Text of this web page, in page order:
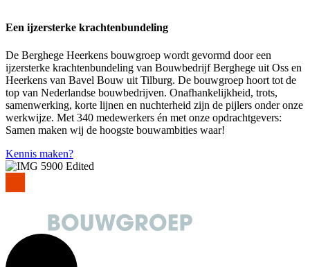
Een ijzersterke krachtenbundeling
De Berghege Heerkens bouwgroep wordt gevormd door een
ijzersterke krachtenbundeling van Bouwbedrijf Berghege uit Oss en
Heerkens van Bavel Bouw uit Tilburg. De bouwgroep hoort tot de
top van Nederlandse bouwbedrijven. Onafhankelijkheid, trots,
samenwerking, korte lijnen en nuchterheid zijn de pijlers onder onze
werkwijze. Met 340 medewerkers én met onze opdrachtgevers:
Samen maken wij de hoogste bouwambities waar!
Kennis maken?